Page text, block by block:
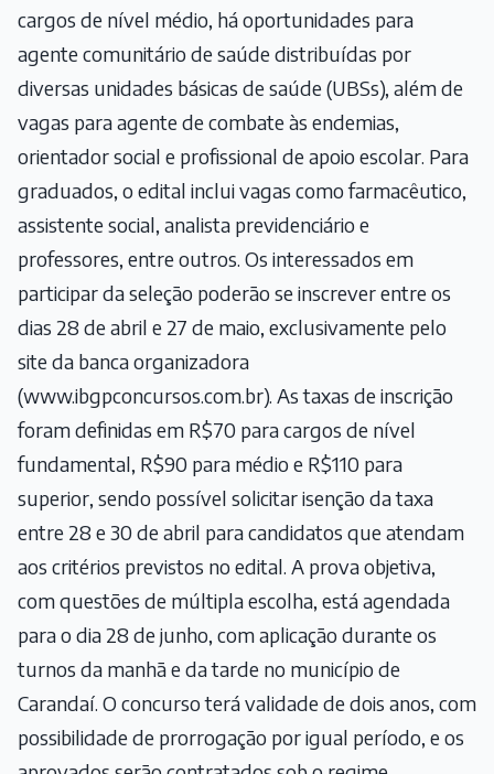
cargos de nível médio, há oportunidades para
agente comunitário de saúde distribuídas por
diversas unidades básicas de saúde (UBSs), além de
vagas para agente de combate às endemias,
orientador social e profissional de apoio escolar. Para
graduados, o edital inclui vagas como farmacêutico,
assistente social, analista previdenciário e
professores, entre outros. Os interessados em
participar da seleção poderão se inscrever entre os
dias 28 de abril e 27 de maio, exclusivamente pelo
site da banca organizadora
(www.ibgpconcursos.com.br). As taxas de inscrição
foram definidas em R$70 para cargos de nível
fundamental, R$90 para médio e R$110 para
superior, sendo possível solicitar isenção da taxa
entre 28 e 30 de abril para candidatos que atendam
aos critérios previstos no edital. A prova objetiva,
com questões de múltipla escolha, está agendada
para o dia 28 de junho, com aplicação durante os
turnos da manhã e da tarde no município de
Carandaí. O concurso terá validade de dois anos, com
possibilidade de prorrogação por igual período, e os